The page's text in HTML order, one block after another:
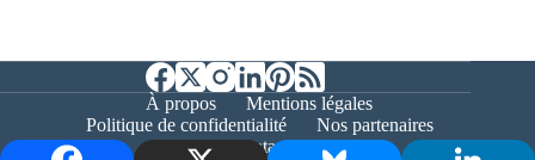
À propos
Mentions légales
Politique de confidentialité
Nos partenaires
Contact